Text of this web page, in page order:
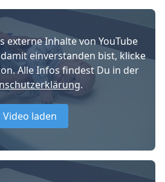
externe Inhalte von YouTube
einverstanden bist, klicke
Alle Infos findest Du in der
.
Video laden